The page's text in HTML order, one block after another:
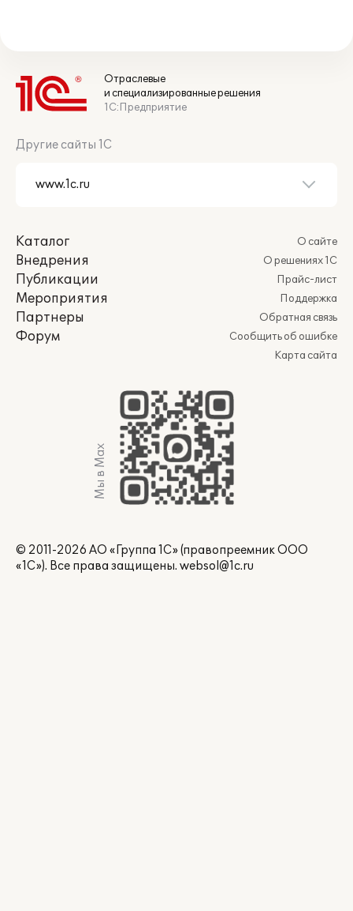
Отраслевые
и специализированные решения
1С:Предприятие
Другие сайты 1С
Каталог
Внедрения
Публикации
Мероприятия
Партнеры
Форум
О сайте
О решениях 1С
Прайс-лист
Поддержка
Обратная связь
Сообщить об ошибке
Карта сайта
Мы в Max
© 2011-2026 АО «Группа 1С» (правопреемник ООО
«1С»). Все права защищены. websol@1c.ru